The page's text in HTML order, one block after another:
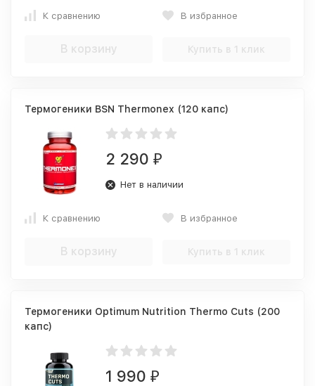
К сравнению В избранное
В корзину Купить в 1 клик
Термогеники BSN Thermonex (120 капс)
2 290 ₽
Нет в наличии
К сравнению В избранное
В корзину Купить в 1 клик
Термогеники Optimum Nutrition Thermo Cuts (200
капс)
1 990 ₽